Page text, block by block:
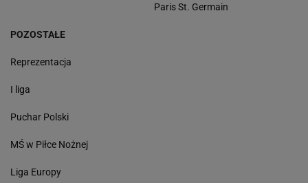
Paris St. Germain
POZOSTAŁE
Reprezentacja
I liga
Puchar Polski
MŚ w Piłce Nożnej
Liga Europy